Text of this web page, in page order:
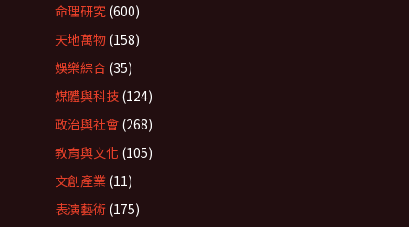
命理研究 (600)
天地萬物 (158)
娛樂綜合 (35)
媒體與科技 (124)
政治與社會 (268)
教育與文化 (105)
文創產業 (11)
表演藝術 (175)